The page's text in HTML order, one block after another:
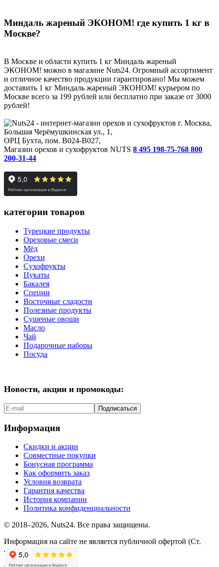
Миндаль жареный ЭКОНОМ! где купить 1 кг в
Москве?
В Москве и области купить 1 кг Миндаль жареный
ЭКОНОМ! можно в магазине Nuts24. Огромный ассортимент
и отличное качество продукции гарантировано! Мы можем
доставить 1 кг Миндаль жареный ЭКОНОМ! курьером по
Москве всего за 199 рублей или бесплатно при заказе от 3000
рублей!
г. Москва,
Большая Черёмушкинская ул., 1,
ОРЦ Бухта, пом. B024-B027,
Магазин орехов и сухофруктов NUTS 8 495 198-75-768 800
200-31-44
категории товаров
Турецкие продукты
Ореховые смеси
Мёд
Орехи
Сухофрукты
Цукаты
Бакалея
Специи
Восточные сладости
Полезные продукты
Сушеные овощи
Масло
Чай
Подарочные наборы
Посуда
Новости, акции и промокоды:
Подписаться
Информация
Скидки и акции
Совместные покупки
Бонусная программа
Как оформить заказ
Условия возврата
Гарантия качества
История компании
Политика конфиденциальности
© 2018–2026, Nuts24. Все права защищены.
Информация на сайте не является публичной офертой (Ст.
437.2 ГК РФ).